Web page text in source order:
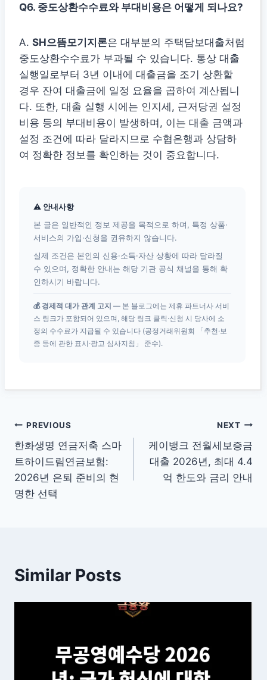
Q6. 중도상환수수료와 부대비용은 어떻게 되나요?
A. SH으뜸모기지론은 대부분의 주택담보대출처럼
중도상환수수료가 부과될 수 있습니다. 통상 대출
실행일로부터 3년 이내에 대출금을 조기 상환할
경우 잔여 대출금에 일정 요율을 곱하여 계산됩니
다. 또한, 대출 실행 시에는 인지세, 근저당권 설정
비용 등의 부대비용이 발생하며, 이는 대출 금액과
설정 조건에 따라 달라지므로 수협은행과 상담하
여 정확한 정보를 확인하는 것이 중요합니다.
⚠ 안내사항
본 글은 일반적인 정보 제공을 목적으로 하며, 특정 상품·
서비스의 가입·신청을 권유하지 않습니다.
실제 조건은 본인의 신용·소득·자산 상황에 따라 달라질
수 있으며, 정확한 안내는 해당 기관 공식 채널을 통해 확
인하시기 바랍니다.
💰 경제적 대가 관계 고지 — 본 블로그에는 제휴 파트너사 서비
스 링크가 포함되어 있으며, 해당 링크 클릭·신청 시 당사에 소
정의 수수료가 지급될 수 있습니다 (공정거래위원회 「추천·보
증 등에 관한 표시·광고 심사지침」 준수).
글
탐
색
PREVIOUS
한화생명 연금저축 스마
트하이드림연금보험:
2026년 은퇴 준비의 현
명한 선택
NEXT
케이뱅크 전월세보증금
대출 2026년, 최대 4.4
억 한도와 금리 안내
Similar Posts